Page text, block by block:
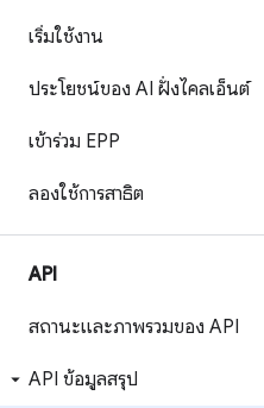
เริ่มใช้งาน
ประโยชน์ของ AI ฝั่งไคลเอ็นต์
เข้าร่วม EPP
ลองใช้การสาธิต
API
สถานะและภาพรวมของ API
API ข้อมูลสรุป